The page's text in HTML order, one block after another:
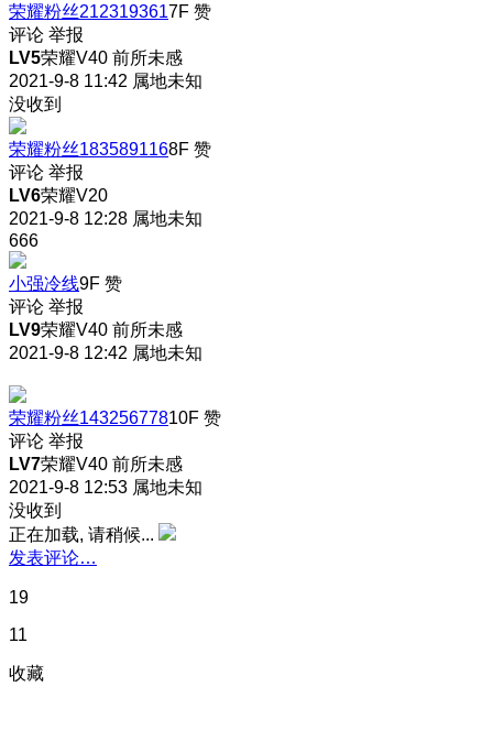
荣耀粉丝2123193617F 赞
评论 举报
LV5荣耀V40 前所未感
2021-9-8 11:42 属地未知
没收到
荣耀粉丝1835891168F 赞
评论 举报
LV6荣耀V20
2021-9-8 12:28 属地未知
666
小强冷线9F 赞
评论 举报
LV9荣耀V40 前所未感
2021-9-8 12:42 属地未知
荣耀粉丝14325677810F 赞
评论 举报
LV7荣耀V40 前所未感
2021-9-8 12:53 属地未知
没收到
正在加载, 请稍候...
发表评论…
19
11
收藏